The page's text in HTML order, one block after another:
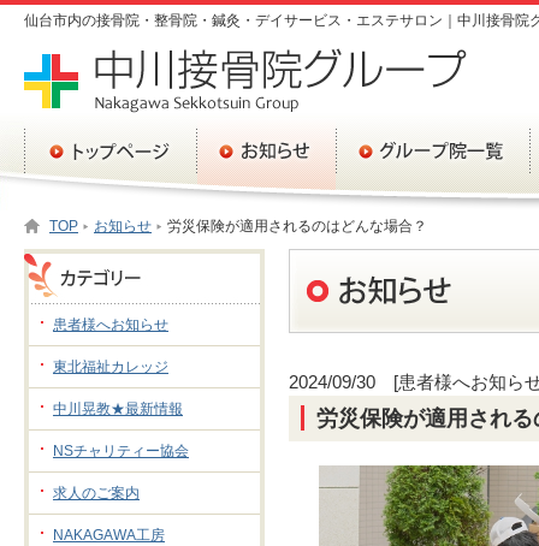
仙台市内の接骨院・整骨院・鍼灸・デイサービス・エステサロン｜中川接骨院
TOP お知らせ 労災保険が適用されるのはどんな場合？
2024/09/30 [患者様へお知ら
労災保険が適用され
患者様へお知らせ
東北福祉カレッジ
中川晃教★最新情報
NSチャリティー協会
求人のご案内
NAKAGAWA工房